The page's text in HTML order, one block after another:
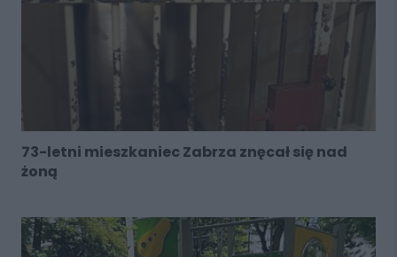
73-letni mieszkaniec Zabrza znęcał się nad
żoną